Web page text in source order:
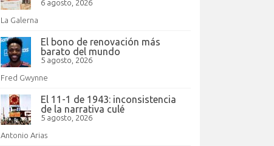
6 agosto, 2026
La Galerna
El bono de renovación más
barato del mundo
5 agosto, 2026
Fred Gwynne
El 11-1 de 1943: inconsistencia
de la narrativa culé
5 agosto, 2026
Antonio Arias